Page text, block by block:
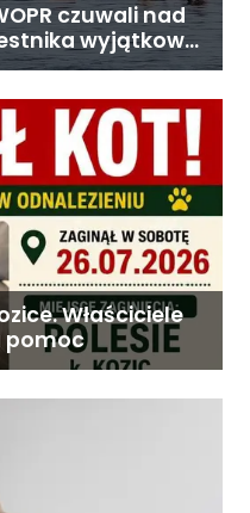
czuwali nad
wyjątkowej
Właściciele
pomoc